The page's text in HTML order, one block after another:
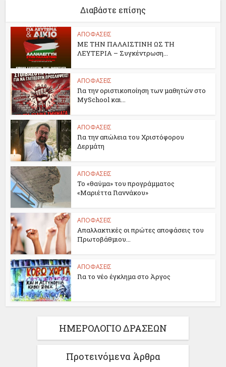
Διαβάστε επίσης
ΑΠΟΦΑΣΕΙΣ
ΜΕ ΤΗΝ ΠΑΛΑΙΣΤΙΝΗ ΩΣ ΤΗ
ΛΕΥΤΕΡΙΑ – Συγκέντρωση...
ΑΠΟΦΑΣΕΙΣ
Για την οριστικοποίηση των μαθητών στο
MySchool και...
ΑΠΟΦΑΣΕΙΣ
Για την απώλεια του Χριστόφορου
Δερμάτη
ΑΠΟΦΑΣΕΙΣ
Το «θαύμα» του προγράμματος
«Μαριέττα Γιαννάκου»
ΑΠΟΦΑΣΕΙΣ
Απαλλακτικές οι πρώτες αποφάσεις του
Πρωτοβάθμιου...
ΑΠΟΦΑΣΕΙΣ
Για το νέο έγκλημα στο Άργος
ΗΜΕΡΟΛΟΓΙΟ ΔΡΑΣΕΩΝ
Προτεινόμενα Άρθρα